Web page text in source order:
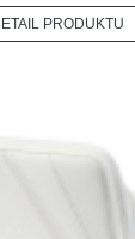
PRODUKTU